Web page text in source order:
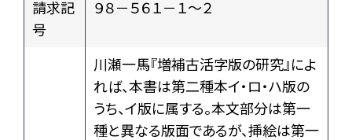
請求記
号
９８－５６１－１～２
川瀬一馬『増補古活字版の研究』によ
れば、本書は第二種本イ・ロ・ハ版の
うち、イ版に属する。本文部分は第一
種と異なる版面であるが、挿絵は第一